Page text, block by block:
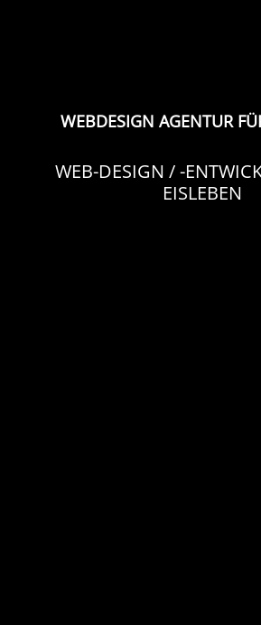
WEBDESIGN AGENTUR
WEB-DESIGN / -
EISLEBEN